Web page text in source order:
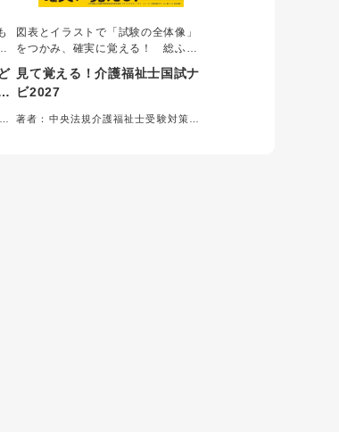
図表とイラストで「試験の全体像」
をつかみ、確実に覚える！ 総ふり
がな付き。
見て覚える！介護福祉士国試ナ
ビ2027
著者：中央法規介護福祉士受験対策研